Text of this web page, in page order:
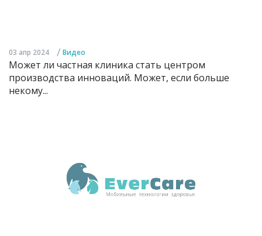
03 апр 2024 / Видео
Может ли частная клиника стать центром
производства инноваций. Может, если больше
некому...